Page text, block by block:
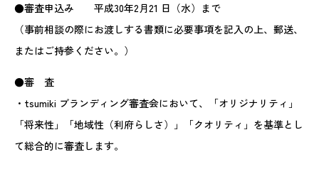
●審査申込み 平成30年2月21 日（水）まで
（事前相談の際にお渡しする書類に必要事項を記入の上、郵送、
またはご持参ください。）
●審 査
・tsumiki ブランディング審査会において、「オリジナリティ」
「将来性」「地域性（利府らしさ）」「クオリティ」を基準とし
て総合的に審査します。